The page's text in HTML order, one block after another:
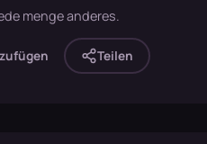
menge anderes.
Teilen